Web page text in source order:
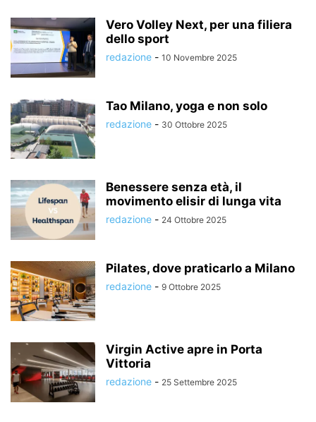
Vero Volley Next, per una filiera
dello sport
redazione - 10 Novembre 2025
Tao Milano, yoga e non solo
redazione - 30 Ottobre 2025
Benessere senza età, il
movimento elisir di lunga vita
redazione - 24 Ottobre 2025
Pilates, dove praticarlo a Milano
redazione - 9 Ottobre 2025
Virgin Active apre in Porta
Vittoria
redazione - 25 Settembre 2025